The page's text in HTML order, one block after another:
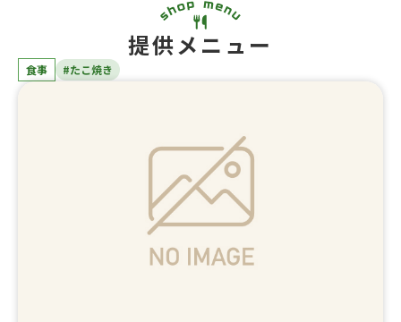
提供メニュー
食事 #たこ焼き